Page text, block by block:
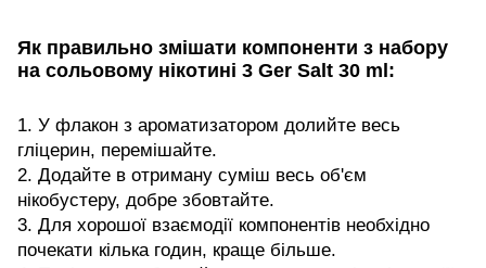
Як правильно змішати компоненти з набору
на сольовому нікотині 3 Ger Salt 30 ml:
1. У флакон з ароматизатором долийте весь
гліцерин, перемішайте.
2. Додайте в отриману суміш весь об'єм
нікобустеру, добре збовтайте.
3. Для хорошої взаємодії компонентів необхідно
почекати кілька годин, краще більше.